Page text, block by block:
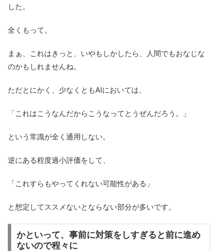
した。
全くもって。
まぁ、これはきっと、いやもしかしたら、人間でもおなじな
のかもしれませんね。
ただとにかく、少なくともAIにおいては、
「これはこうなんだからこうなってとうぜんだろう。」
という常識が全く通用しない。
逆にある程度過小評価をして、
「これすらもやってくれない可能性がある」
と想定してススメないとならない部分が多いです。
かといって、事前に対策をしすぎると前に進め
ないので程々に